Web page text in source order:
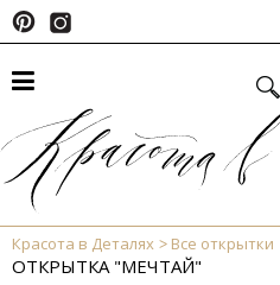
Красота в Деталях Все открытки
ОТКРЫТКА "МЕЧТАЙ"